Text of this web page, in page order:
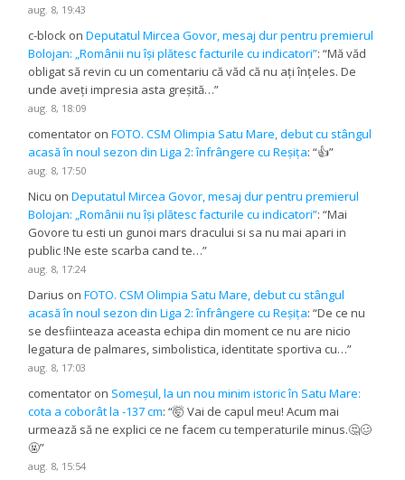
aug. 8, 19:43
c-block onDeputatul Mircea Govor, mesaj dur pentru premierul
Bolojan: „Românii nu își plătesc facturile cu indicatori”: “Mă văd
obligat să revin cu un comentariu că văd că nu ați înțeles. De
unde aveți impresia asta greșită…”
aug. 8, 18:09
comentator onFOTO. CSM Olimpia Satu Mare, debut cu stângul
acasă în noul sezon din Liga 2: înfrângere cu Reșița: “👍”
aug. 8, 17:50
Nicu onDeputatul Mircea Govor, mesaj dur pentru premierul
Bolojan: „Românii nu își plătesc facturile cu indicatori”: “Mai
Govore tu esti un gunoi mars dracului si sa nu mai apari in
public !Ne este scarba cand te…”
aug. 8, 17:24
Darius onFOTO. CSM Olimpia Satu Mare, debut cu stângul
acasă în noul sezon din Liga 2: înfrângere cu Reșița: “De ce nu
se desfiinteaza aceasta echipa din moment ce nu are nicio
legatura de palmares, simbolistica, identitate sportiva cu…”
aug. 8, 17:03
comentator on Someșul, la un nou minim istoric în Satu Mare:
cota a coborât la -137 cm: “🤯 Vai de capul meu! Acum mai
urmează să ne explici ce ne facem cu temperaturile minus.🤔🥴
🤬”
aug. 8, 15:54